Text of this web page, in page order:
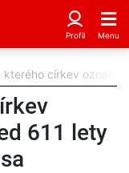
kterého církev
611 lety